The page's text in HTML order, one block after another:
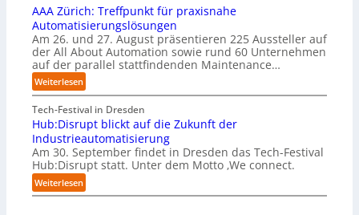
u
f
t
S
t
e
f
n
S
c
h
w
a
b
t
e
r
n
e
h
m
w
o
l
l
e
n
AAA Zürich: Treffpunkt für praxisnahe
Automatisierungslösungen
Am 26. und 27. August präsentieren 225 Aussteller auf
der All About Automation sowie rund 60 Unternehmen
auf der parallel stattfindenden Maintenance…
Weiterlesen:
A
A
A
Z
ü
r
i
c
Tech-Festival in Dresden
Hub:Disrupt blickt auf die Zukunft der
Industrieautomatisierung
Am 30. September findet in Dresden das Tech-Festival
Hub:Disrupt statt. Unter dem Motto ‚We connect.
Weiterlesen:
H